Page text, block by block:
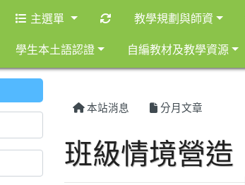
主選單 重新取得佈景設定
教學規劃與師資
學生本土語認證 自編教材及教學資源
本站消息 分月文章
班級情境營造